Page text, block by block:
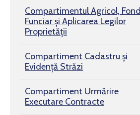
Compartimentul Agricol, Fond
Funciar şi Aplicarea Legilor
Proprietăţii
Compartiment Cadastru și
Evidență Străzi
Compartiment Urmărire
Executare Contracte